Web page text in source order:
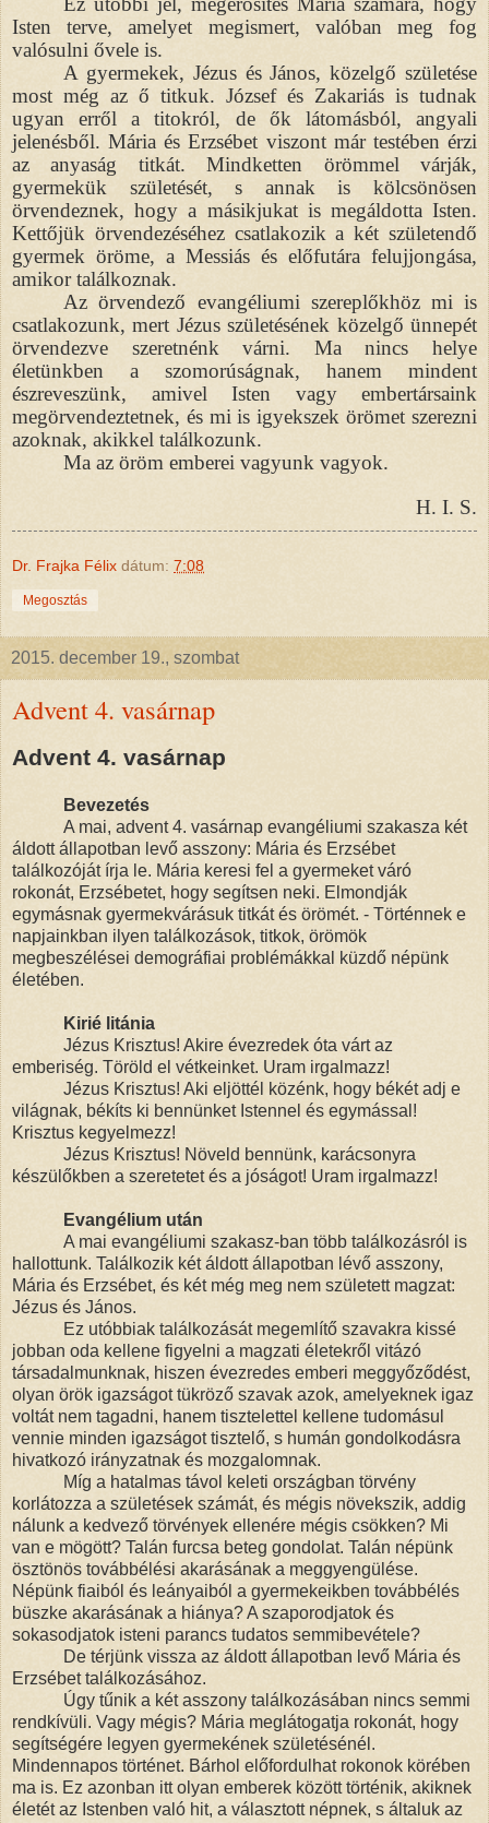
Isten terve, amelyet megismert, valóban meg fog
valósulni ővele is.
A gyermekek, Jézus és János, közelgő születése
most még az ő titkuk. József és Zakariás is tudnak
ugyan erről a titokról, de ők látomásból, angyali
jelenésből. Mária és Erzsébet viszont már testében érzi
az anyaság titkát. Mindketten örömmel várják,
gyermekük születését, s annak is kölcsönösen
örvendeznek, hogy a másikjukat is megáldotta Isten.
Kettőjük örvendezéséhez csatlakozik a két születendő
gyermek öröme, a Messiás és előfutára felujjongása,
amikor találkoznak.
Az örvendező evangéliumi szereplőkhöz mi is
csatlakozunk, mert Jézus születésének közelgő ünnepét
örvendezve szeretnénk várni. Ma nincs helye
életünkben a szomorúságnak, hanem mindent
észreveszünk, amivel Isten vagy embertársaink
megörvendeztetnek, és mi is igyekszek örömet szerezni
azoknak, akikkel találkozunk.
Ma az öröm emberei vagyunk vagyok.
H. I. S.
Dr. Frajka Félix dátum: 7:08
Megosztás
2015. december 19., szombat
Advent 4. vasárnap
Advent 4. vasárnap
Bevezetés
A mai, advent 4. vasárnap evangéliumi szakasza két
áldott állapotban levő asszony: Mária és Erzsébet
találkozóját írja le. Mária keresi fel a gyermeket váró
rokonát, Erzsébetet, hogy segítsen neki. Elmondják
egymásnak gyermekvárásuk titkát és örömét. - Történnek e
napjainkban ilyen találkozások, titkok, örömök
megbeszélései demográfiai problémákkal küzdő népünk
életében.
Kirié litánia
Jézus Krisztus! Akire évezredek óta várt az
emberiség. Töröld el vétkeinket. Uram irgalmazz!
Jézus Krisztus! Aki eljöttél közénk, hogy békét adj e
világnak, békíts ki bennünket Istennel és egymással!
Krisztus kegyelmezz!
Jézus Krisztus! Növeld bennünk, karácsonyra
készülőkben a szeretetet és a jóságot! Uram irgalmazz!
Evangélium után
A mai evangéliumi szakasz-ban több találkozásról is
hallottunk. Találkozik két áldott állapotban lévő asszony,
Mária és Erzsébet, és két még meg nem született magzat:
Jézus és János.
Ez utóbbiak találkozását megemlítő szavakra kissé
jobban oda kellene figyelni a magzati életekről vitázó
társadalmunknak, hiszen évezredes emberi meggyőződést,
olyan örök igazságot tükröző szavak azok, amelyeknek igaz
voltát nem tagadni, hanem tisztelettel kellene tudomásul
vennie minden igazságot tisztelő, s humán gondolkodásra
hivatkozó irányzatnak és mozgalomnak.
Míg a hatalmas távol keleti országban törvény
korlátozza a születések számát, és mégis növekszik, addig
nálunk a kedvező törvények ellenére mégis csökken? Mi
van e mögött? Talán furcsa beteg gondolat. Talán népünk
ösztönös továbbélési akarásának a meggyengülése.
Népünk fiaiból és leányaiból a gyermekeikben továbbélés
büszke akarásának a hiánya? A szaporodjatok és
sokasodjatok isteni parancs tudatos semmibevétele?
De térjünk vissza az áldott állapotban levő Mária és
Erzsébet találkozásához.
Úgy tűnik a két asszony találkozásában nincs semmi
rendkívüli. Vagy mégis? Mária meglátogatja rokonát, hogy
segítségére legyen gyermekének születésénél.
Mindennapos történet. Bárhol előfordulhat rokonok körében
ma is. Ez azonban itt olyan emberek között történik, akiknek
életét az Istenben való hit, a választott népnek, s általuk az